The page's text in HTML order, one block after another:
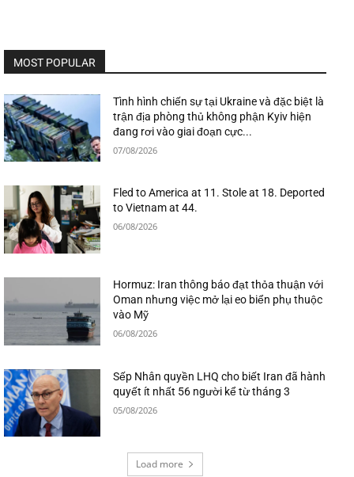
MOST POPULAR
Tình hình chiến sự tại Ukraine và đặc biệt là
trận địa phòng thủ không phận Kyiv hiện
đang rơi vào giai đoạn cực...
07/08/2026
Fled to America at 11. Stole at 18. Deported
to Vietnam at 44.
06/08/2026
Hormuz: Iran thông báo đạt thỏa thuận với
Oman nhưng việc mở lại eo biển phụ thuộc
vào Mỹ
06/08/2026
Sếp Nhân quyền LHQ cho biết Iran đã hành
quyết ít nhất 56 người kể từ tháng 3
05/08/2026
Load more